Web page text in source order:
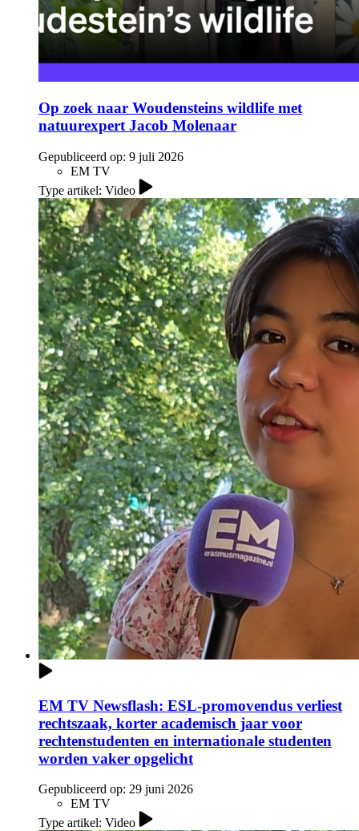
Op zoek naar Woudensteins wildlife met
natuurexpert Jacob Molenaar
Gepubliceerd op: 9 juli 2026
EM TV
Type artikel: Video
EM TV Newsflash: ESL-promovendus verliest
rechtszaak, korter academisch jaar voor
rechtenstudenten en internationale studenten
worden vaker opgelicht
Gepubliceerd op: 29 juni 2026
EM TV
Type artikel: Video